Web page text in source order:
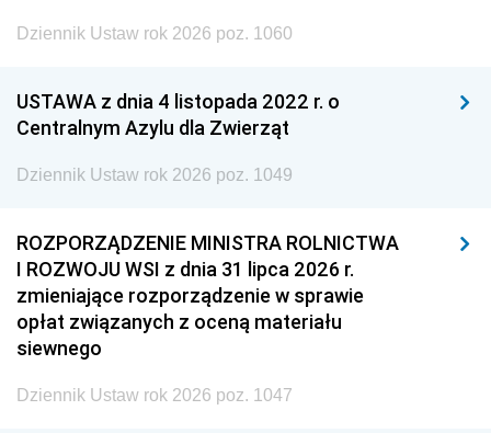
Dziennik Ustaw rok 2026 poz. 1060
USTAWA z dnia 4 listopada 2022 r. o
Centralnym Azylu dla Zwierząt
Dziennik Ustaw rok 2026 poz. 1049
ROZPORZĄDZENIE MINISTRA ROLNICTWA
I ROZWOJU WSI z dnia 31 lipca 2026 r.
zmieniające rozporządzenie w sprawie
opłat związanych z oceną materiału
siewnego
Dziennik Ustaw rok 2026 poz. 1047